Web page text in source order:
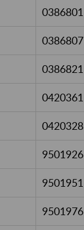
0386801
0386807
0386821
0420361
0420328
9501926
9501951
9501976